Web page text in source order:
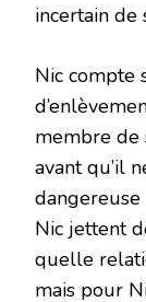
incertain de
Nic compte
membre de
avant qu’il
dangereuse
Nic jettent
quelle
mais pour